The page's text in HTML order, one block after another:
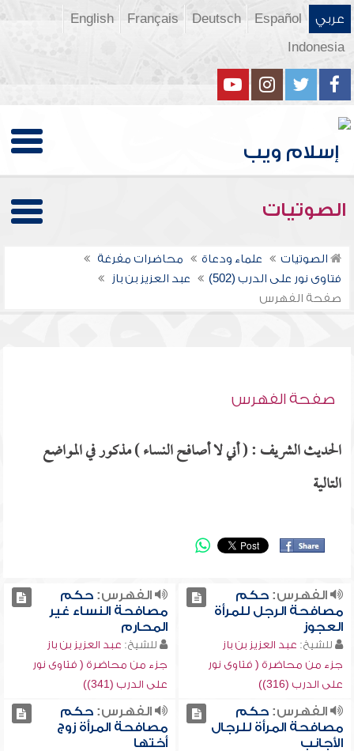
عربي Español
Deutsch
Français
English
Indonesia
الصوتيات
الصوتيات علماء ودعاة
محاضرات مفرغة
فتاوى نور على الدرب (502)
عبد العزيز بن باز
صفحة الفهرس
صفحة الفهرس
الحديث الشريف : ( أني لا أصافح النساء ) مذكور في المواضع
التالية
الفهرس:حكم
مصافحة الرجل للمرأة
العجوز
للشيخ: عبد العزيز بن باز
جزء من محاضرة ( فتاوى نور
على الدرب (316))
الفهرس:حكم
مصافحة النساء غير
المحارم
للشيخ: عبد العزيز بن باز
جزء من محاضرة ( فتاوى نور
على الدرب (341))
الفهرس:حكم
مصافحة المرأة للرجال
الأجانب
الفهرس:حكم
مصافحة المرأة زوج
أختها